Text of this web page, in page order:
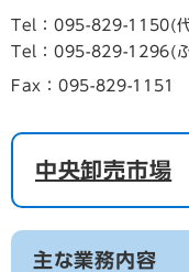
Tel：095-829-1150
Tel：095-829-1296
Fax：095-829-1151
中央卸売市場
主な業務内容